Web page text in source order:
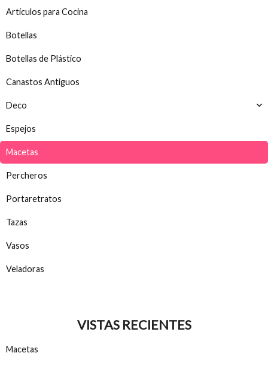
Artículos para Cocina
Botellas
Botellas de Plástico
Canastos Antiguos
Deco
Espejos
Macetas
Percheros
Portaretratos
Tazas
Vasos
Veladoras
VISTAS RECIENTES
Macetas